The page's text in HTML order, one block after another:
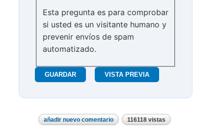
Esta pregunta es para comprobar
si usted es un visitante humano y
prevenir envíos de spam
automatizado.
añadir nuevo comentario 116118 vistas